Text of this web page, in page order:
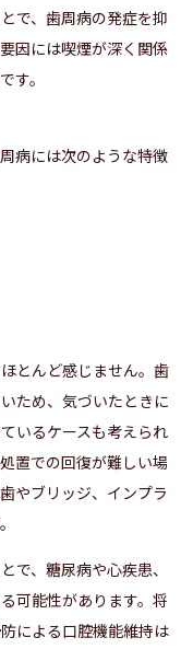
で、歯周病の発症を抑
因には喫煙が深く関係
す。
病には次のような特徴
とんど感じません。歯
ため、気づいたときに
いるケースも考えられ
置での回復が難しい場
やブリッジ、インプラ
で、糖尿病や心疾患、
可能性があります。将
による口腔機能維持は